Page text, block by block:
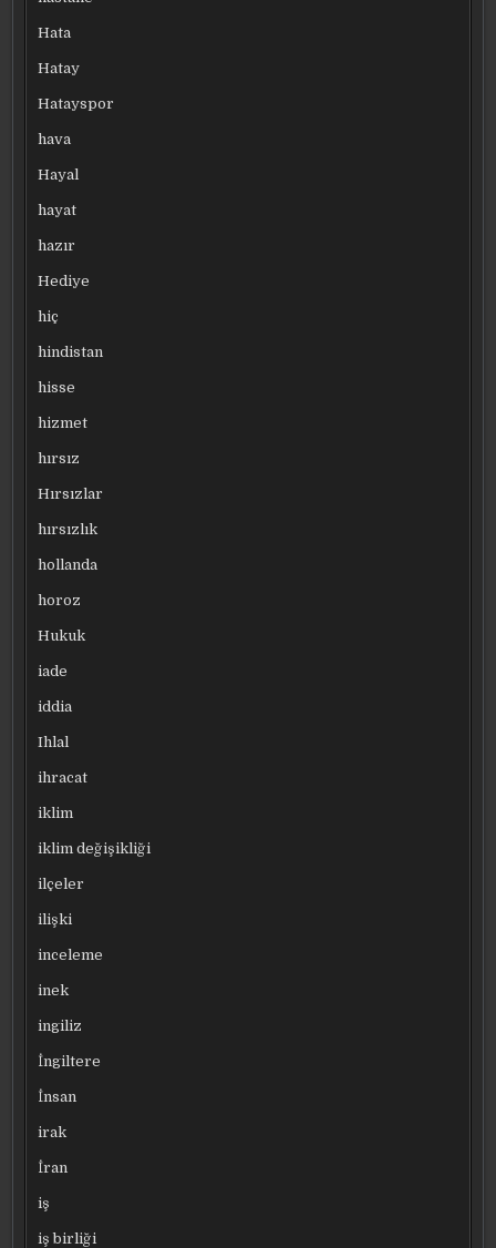
Hata
Hatay
Hatayspor
hava
Hayal
hayat
hazır
Hediye
hiç
hindistan
hisse
hizmet
hırsız
Hırsızlar
hırsızlık
hollanda
horoz
Hukuk
iade
iddia
Ihlal
ihracat
iklim
iklim değişikliği
ilçeler
ilişki
inceleme
inek
ingiliz
İngiltere
İnsan
irak
İran
iş
iş birliği